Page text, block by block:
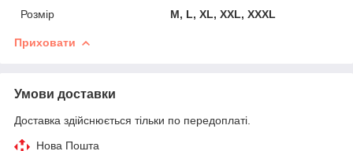
Розмір
M, L, XL, XXL, XXXL
Приховати
Умови доставки
Доставка здійснюється тільки по передоплаті.
Нова Пошта